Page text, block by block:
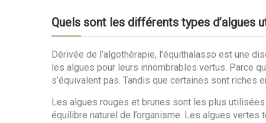
Quels sont les différents types d’algues
Dérivée de l’algothérapie, l’équithalasso est une
les algues pour leurs innombrables vertus. Parce
s’équivalent pas. Tandis que certaines sont riches
Les algues rouges et brunes sont les plus
équilibre naturel de l’organisme. Les algues